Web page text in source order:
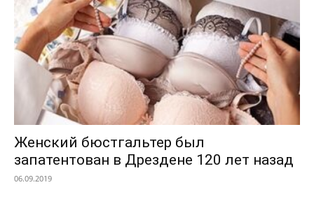
Женский бюстгальтер был
запатентован в Дрездене 120 лет назад
06.09.2019